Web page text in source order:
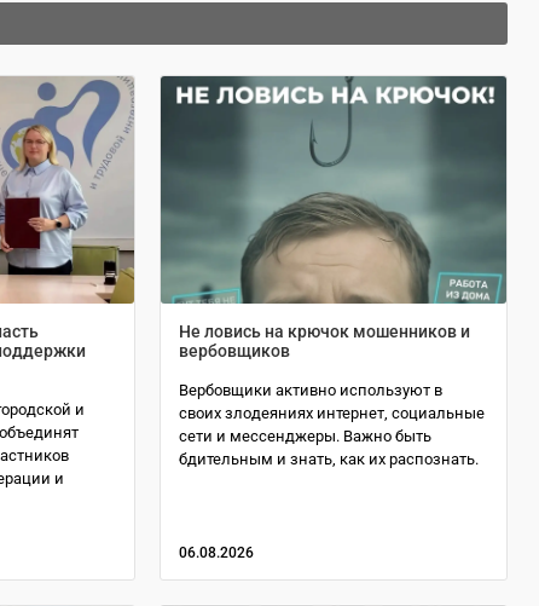
и
и
Не ловись на крючок мошенников и
вербовщиков
Вербовщики активно используют в
своих злодеяниях интернет, социальные
сети и мессенджеры. Важно быть
бдительным и знать, как их распознать.
06.08.2026